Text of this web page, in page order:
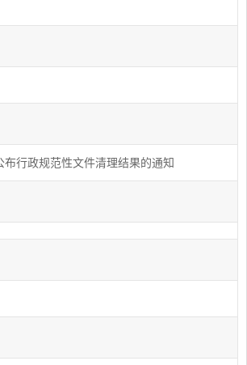
行政规范性文件清理结果的通知